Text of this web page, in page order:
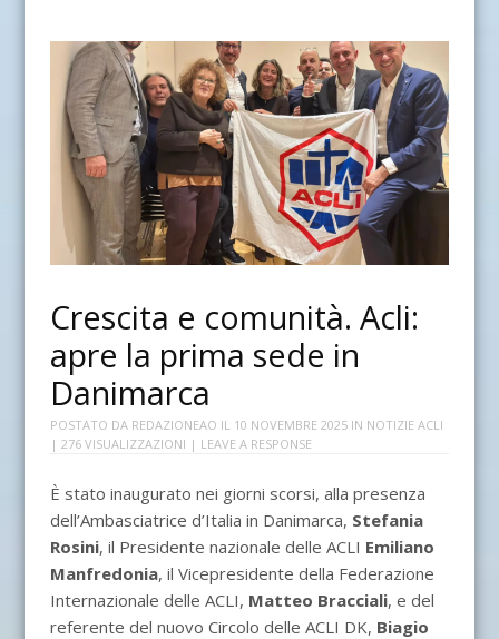
Crescita e comunità. Acli:
apre la prima sede in
Danimarca
POSTATO DA REDAZIONEAO IL 10 NOVEMBRE 2025IN NOTIZIE ACLI
| 276 VISUALIZZAZIONI | LEAVE A RESPONSE
È stato inaugurato nei giorni scorsi, alla presenza
dell’Ambasciatrice d’Italia in Danimarca, Stefania
Rosini, il Presidente nazionale delle ACLI Emiliano
Manfredonia, il Vicepresidente della Federazione
Internazionale delle ACLI, Matteo Bracciali, e del
referente del nuovo Circolo delle ACLI DK, Biagio